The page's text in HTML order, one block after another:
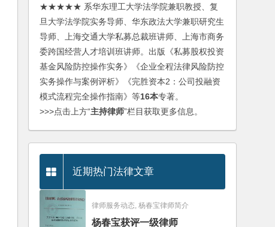
★★★★★ 系华东理工大学法学院兼职教授、复
旦大学法学院实务导师、华东政法大学兼职研究生
导师、上海交通大学私募总裁班讲师、上海市商务
委跨国经营人才培训班讲师。出版《私募股权投资
基金风险防控操作实务》《企业全程法律风险防控
实务操作与案例评析》《完胜资本2：公司投融资
模式流程完全操作指南》等16本专著。
>>>点击上方“主持律师”栏目获取更多信息。
近期热门法律文章
律师服务动态, 杨春宝律师简介
杨春宝获评一级律师